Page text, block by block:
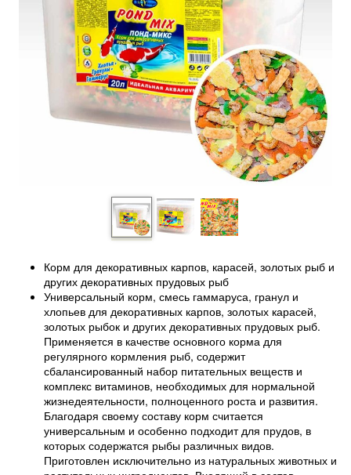
Корм для декоративных карпов, карасей, золотых рыб и
других декоративных прудовых рыб
Универсальный корм, смесь гаммаруса, гранул и
хлопьев для декоративных карпов, золотых карасей,
золотых рыбок и других декоративных прудовых рыб.
Применяется в качестве основного корма для
регулярного кормления рыб, содержит
сбалансированный набор питательных веществ и
комплекс витаминов, необходимых для нормальной
жизнедеятельности, полноценного роста и развития.
Благодаря своему составу корм считается
универсальным и особенно подходит для прудов, в
которых содержатся рыбы различных видов.
Приготовлен исключительно из натуральных животных и